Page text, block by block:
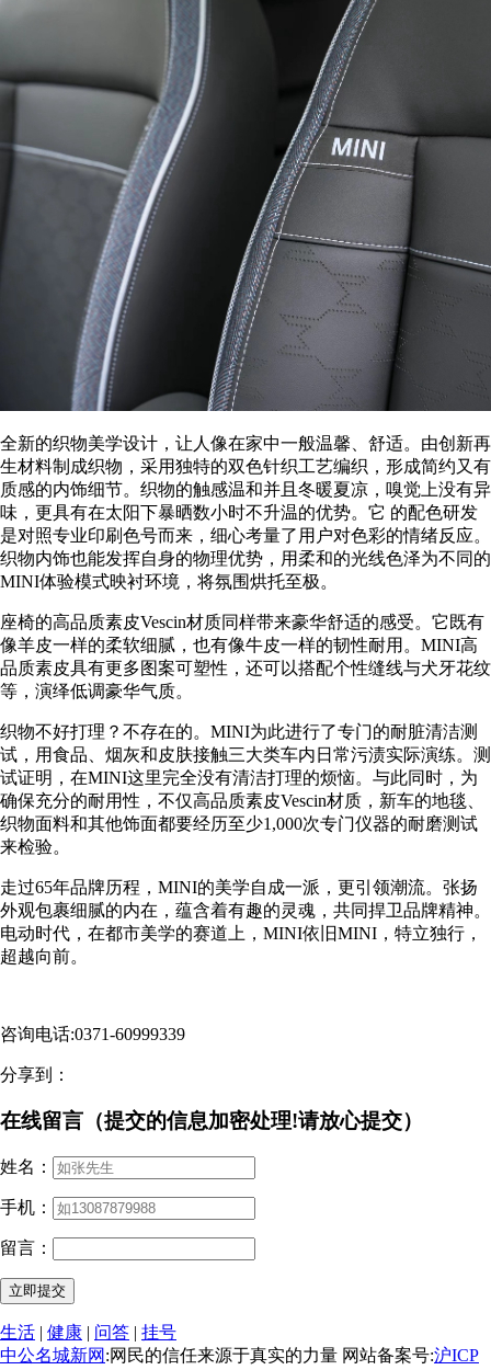
全新的织物美学设计，让人像在家中一般温馨、舒适。由创新再
生材料制成织物，采用独特的双色针织工艺编织，形成简约又有
质感的内饰细节。织物的触感温和并且冬暖夏凉，嗅觉上没有异
味，更具有在太阳下暴晒数小时不升温的优势。它 的配色研发
是对照专业印刷色号而来，细心考量了用户对色彩的情绪反应。
织物内饰也能发挥自身的物理优势，用柔和的光线色泽为不同的
MINI体验模式映衬环境，将氛围烘托至极。
座椅的高品质素皮Vescin材质同样带来豪华舒适的感受。它既有
像羊皮一样的柔软细腻，也有像牛皮一样的韧性耐用。MINI高
品质素皮具有更多图案可塑性，还可以搭配个性缝线与犬牙花纹
等，演绎低调豪华气质。
织物不好打理？不存在的。MINI为此进行了专门的耐脏清洁测
试，用食品、烟灰和皮肤接触三大类车内日常污渍实际演练。测
试证明，在MINI这里完全没有清洁打理的烦恼。与此同时，为
确保充分的耐用性，不仅高品质素皮Vescin材质，新车的地毯、
织物面料和其他饰面都要经历至少1,000次专门仪器的耐磨测试
来检验。
走过65年品牌历程，MINI的美学自成一派，更引领潮流。张扬
外观包裹细腻的内在，蕴含着有趣的灵魂，共同捍卫品牌精神。
电动时代，在都市美学的赛道上，MINI依旧MINI，特立独行，
超越向前。
咨询电话:0371-60999339
分享到：
在线留言（提交的信息加密处理!请放心提交）
姓名：
手机：
留言：
生活 | 健康 | 问答 | 挂号
中公名城新网 :网民的信任来源于真实的力量 网站备案号:沪ICP